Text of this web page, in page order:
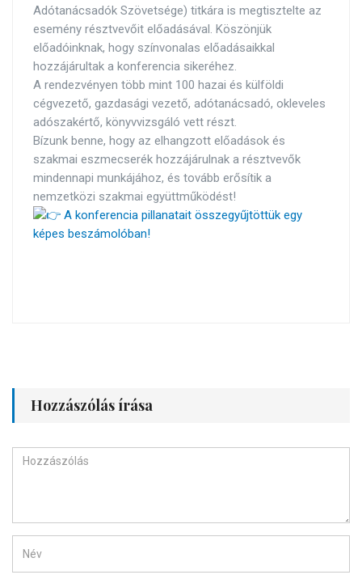
Adótanácsadók Szövetsége) titkára is megtisztelte az
esemény résztvevőit előadásával. Köszönjük
előadóinknak, hogy színvonalas előadásaikkal
hozzájárultak a konferencia sikeréhez.
A rendezvényen több mint 100 hazai és külföldi
cégvezető, gazdasági vezető, adótanácsadó, okleveles
adószakértő, könyvvizsgáló vett részt.
Bízunk benne, hogy az elhangzott előadások és
szakmai eszmecserék hozzájárulnak a résztvevők
mindennapi munkájához, és tovább erősítik a
nemzetközi szakmai együttműködést!
A konferencia pillanatait összegyűjtöttük egy
képes beszámolóban!
Hozzászólás írása